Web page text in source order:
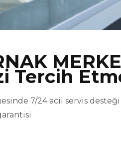
Tercih
7/24 acil servis desteği